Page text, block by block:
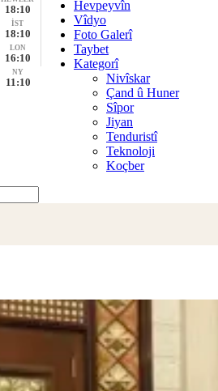
18:10
İST
18:10
LON
16:10
NY
11:10
Hevpeyvîn
Vîdyo
Foto Galerî
Taybet
Kategorî
Nivîskar
Çand û Huner
Sîpor
Jiyan
Tenduristî
Teknoloji
Koçber